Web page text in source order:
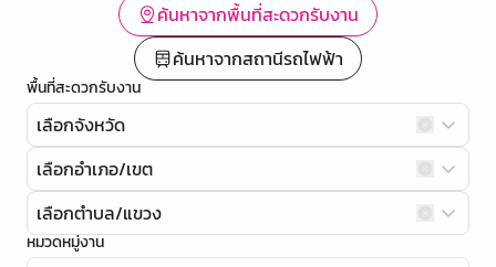
ค้นหาจากพื้นที่สะดวกรับงาน
ค้นหาจากสถานีรถไฟฟ้า
พื้นที่สะดวกรับงาน
เลือกจังหวัด
เลือกอำเภอ/เขต
เลือกตำบล/แขวง
หมวดหมู่งาน